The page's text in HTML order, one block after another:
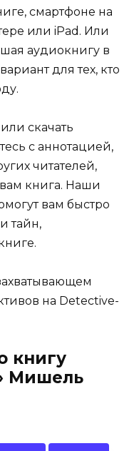
смартфоне на
или iPad. Или
аудиокнигу в
для тех, кто
скачать
с аннотацией,
читателей,
книга. Наши
вам быстро
тайн,
на Detective-
книгу
Мишель